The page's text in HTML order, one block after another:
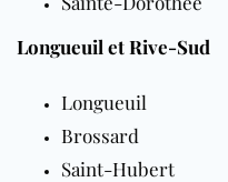
Longueuil et Rive-Sud
Longueuil
Brossard
Saint-Hubert